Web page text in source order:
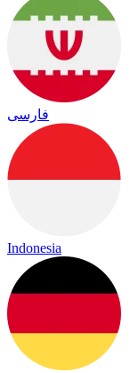
فارسی
Indonesia